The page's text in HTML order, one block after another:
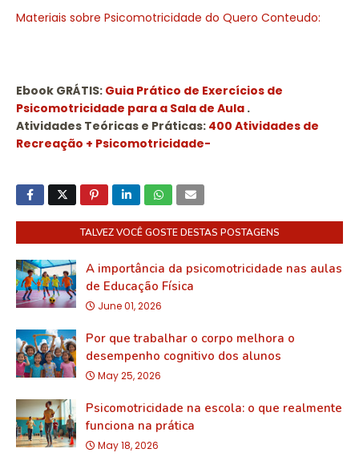
Materiais sobre Psicomotricidade do Quero Conteudo:
Ebook GRÁTIS: Guia Prático de Exercícios de
Psicomotricidade para a Sala de Aula .
Atividades Teóricas e Práticas: 400 Atividades de
Recreação + Psicomotricidade-
TALVEZ VOCÊ GOSTE DESTAS POSTAGENS
A importância da psicomotricidade nas aulas
de Educação Física
June 01, 2026
Por que trabalhar o corpo melhora o
desempenho cognitivo dos alunos
May 25, 2026
Psicomotricidade na escola: o que realmente
funciona na prática
May 18, 2026